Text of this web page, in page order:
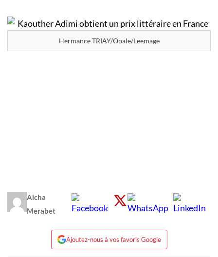
Hermance TRIAY/Opale/Leemage
Aicha
Merabet
Ajoutez-nous à vos favoris Google